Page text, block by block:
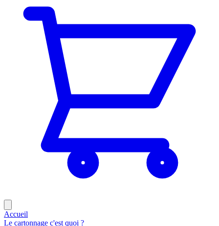
Accueil
Le cartonnage c'est quoi ?